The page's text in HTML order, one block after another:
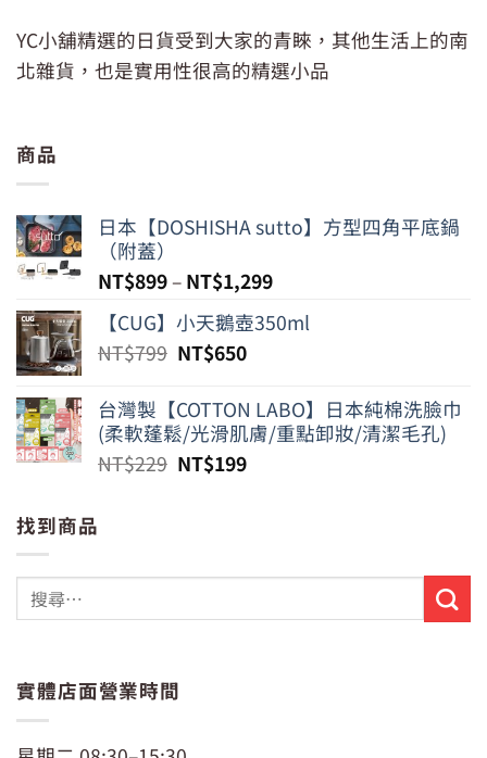
YC小舖精選的日貨受到大家的青睞，其他生活上的南
北雜貨，也是實用性很高的精選小品
商品
日本【DOSHISHA sutto】方型四角平底鍋
（附蓋）
NT$899– NT$1,299
【CUG】小天鵝壺350ml
NT$799 原
價
格：
NT$799。
NT$650目
價
格：
NT$650。
台灣製【COTTON LABO】日本純棉洗臉巾
(柔軟蓬鬆/光滑肌膚/重點卸妝/清潔毛孔)
NT$229 原
NT$199目
找到商品
實體店面營業時間